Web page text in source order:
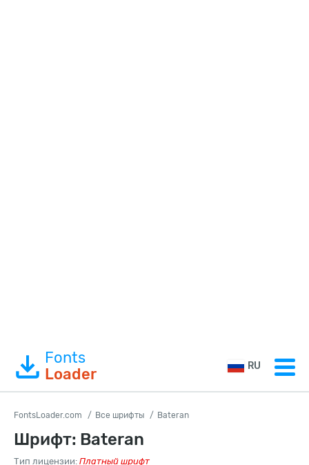
Fonts
Loader
RU
FontsLoader.com Все шрифты Bateran
Шрифт: Bateran
Тип лицензии: Платный шрифт